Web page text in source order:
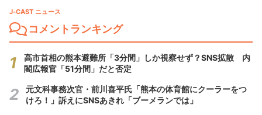
J-CAST ニュース
コメントランキング
高市首相の熊本避難所「3分間」しか視察せず？SNS拡散 内
閣広報官「51分間」だと否定
元文科事務次官・前川喜平氏「熊本の体育館にクーラーをつ
けろ！」訴えにSNSあきれ「ブーメランでは」